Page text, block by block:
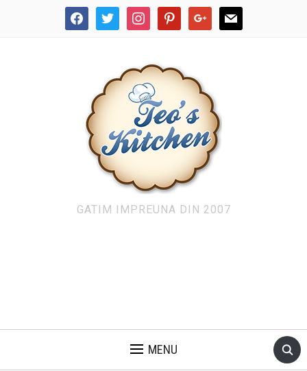
facebooktwitter instagrampinterestgoogle mail
GATIM IMPREUNA DIN 2007
MENU